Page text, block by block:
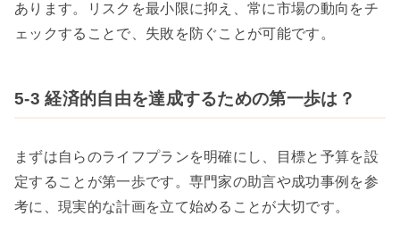
あります。リスクを最小限に抑え、常に市場の動向をチ
ェックすることで、失敗を防ぐことが可能です。
5-3 経済的自由を達成するための第一歩は？
まずは自らのライフプランを明確にし、目標と予算を設
定することが第一歩です。専門家の助言や成功事例を参
考に、現実的な計画を立て始めることが大切です。